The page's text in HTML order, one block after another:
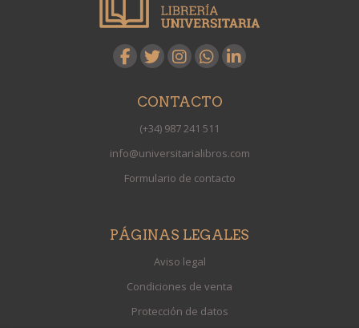
CONTACTO
(+34) 987 241 511
info@universitarialibros.com
Formulario de contacto
PÁGINAS LEGALES
Aviso legal
Condiciones de venta
Protección de datos